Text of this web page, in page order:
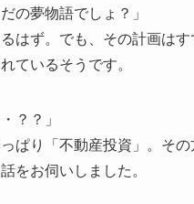
の夢物語でしょ？」
はず。でも、その計画は
ているそうです。
？？」
ぱり「不動産投資」。そ
をお伺いしました。